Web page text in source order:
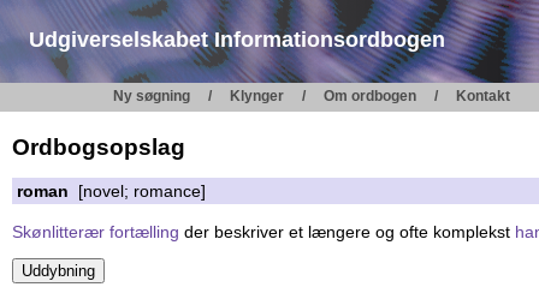
Udgiverselskabet Informationsordbogen
Ny søgning Klynger Om ordbogen Kontakt
Ordbogsopslag
roman [novel; romance]
Skønlitterær fortælling der beskriver et længere og ofte komplekst